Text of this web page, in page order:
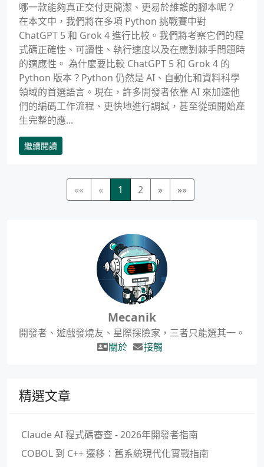
哪一款能夠真正交付更簡潔、更易於維護的腳本呢？
在本文中，我們將在多項 Python 挑戰賽中對
ChatGPT 5 和 Grok 4 進行比較。我們將考察它們的程
式碼正確性、可讀性、執行速度以及在應對棘手問題時
的適應性。 為什麼要比較 ChatGPT 5 和 Grok 4 的
Python 版本？Python 仍然是 AI、自動化和資料科學
領域的首選語言。現在，許多開發者依靠 AI 來加速他
們的編碼工作流程、更快地進行調試，甚至從頭開始產
生完整的應...
繼續閱讀
«« « 1 2 » »»
Mecanik
開發者、遊戲發燒友、星際探險家，三者只能選其一。
關於
接觸
精選文章
Claude AI 程式碼審查 - 2026年開發者指南
COBOL 到 C++ 遷移：舊系統現代化實戰指南